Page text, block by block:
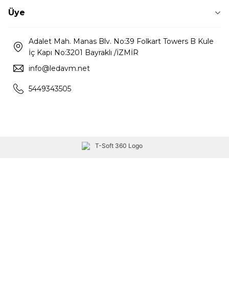
Üye
Adalet Mah. Manas Blv. No:39 Folkart Towers B Kule
İç Kapı No:3201 Bayraklı /İZMİR
info@ledavm.net
5449343505